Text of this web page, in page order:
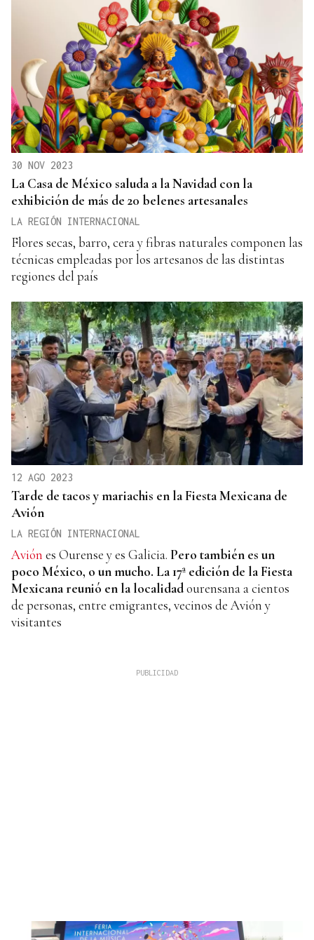
30 NOV 2023
La Casa de México saluda a la Navidad con la
exhibición de más de 20 belenes artesanales
LA REGIÓN INTERNACIONAL
Flores secas, barro, cera y fibras naturales componen las
técnicas empleadas por los artesanos de las distintas
regiones del país
12 AGO 2023
Tarde de tacos y mariachis en la Fiesta Mexicana de
Avión
LA REGIÓN INTERNACIONAL
Avión es Ourense y es Galicia. Pero también es un
poco México, o un mucho. La 17ª edición de la Fiesta
Mexicana reunió en la localidadourensana a cientos
de personas, entre emigrantes, vecinos de Avión y
visitantes